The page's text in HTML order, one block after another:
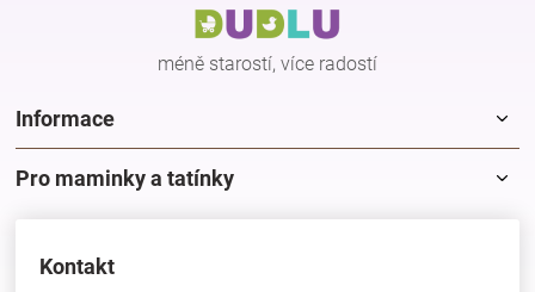
méně starostí, více radostí
Informace
Pro maminky a tatínky
Kontakt